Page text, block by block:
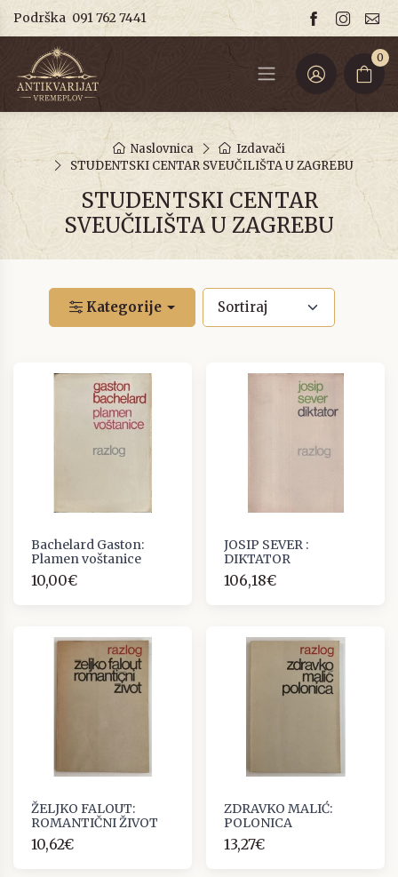
Podrška 091 762 7441
0
Naslovnica
Izdavači
STUDENTSKI CENTAR SVEUČILIŠTA U ZAGREBU
STUDENTSKI CENTAR
SVEUČILIŠTA U ZAGREBU
Kategorije
Bachelard Gaston:
Plamen voštanice
10,00€
JOSIP SEVER :
DIKTATOR
106,18€
ŽELJKO FALOUT:
ROMANTIČNI ŽIVOT
10,62€
ZDRAVKO MALIĆ:
POLONICA
13,27€